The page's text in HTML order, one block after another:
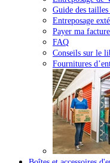
Guide des
Entreposage
Payer ma
FAQ
Conseils sur le
Fournitures